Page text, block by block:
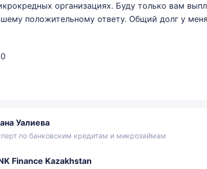
организациях. Буду только вам
положительному ответу. Общий долг у
0
Уалиева
по банковским кредитам и микрозаймам
Finance Kazakhstan